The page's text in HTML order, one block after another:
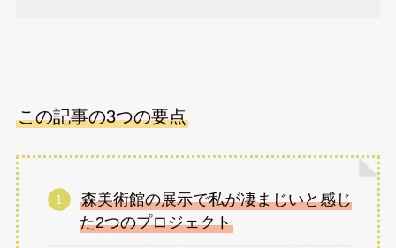
この記事の3つの要点
森美術館の展示で私が凄まじいと感じ
た2つのプロジェクト